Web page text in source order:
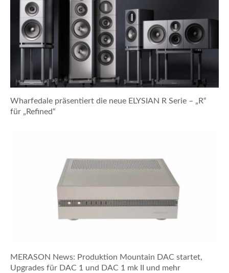
Wharfedale präsentiert die neue ELYSIAN R Serie – „R“
für „Refined“
MERASON News: Produktion Mountain DAC startet,
Upgrades für DAC 1 und DAC 1 mk II und mehr